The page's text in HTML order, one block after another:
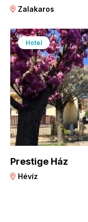
Zalakaros
Hotel
Prestige Ház
Hévíz